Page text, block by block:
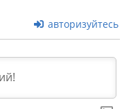
авторизуйтесь